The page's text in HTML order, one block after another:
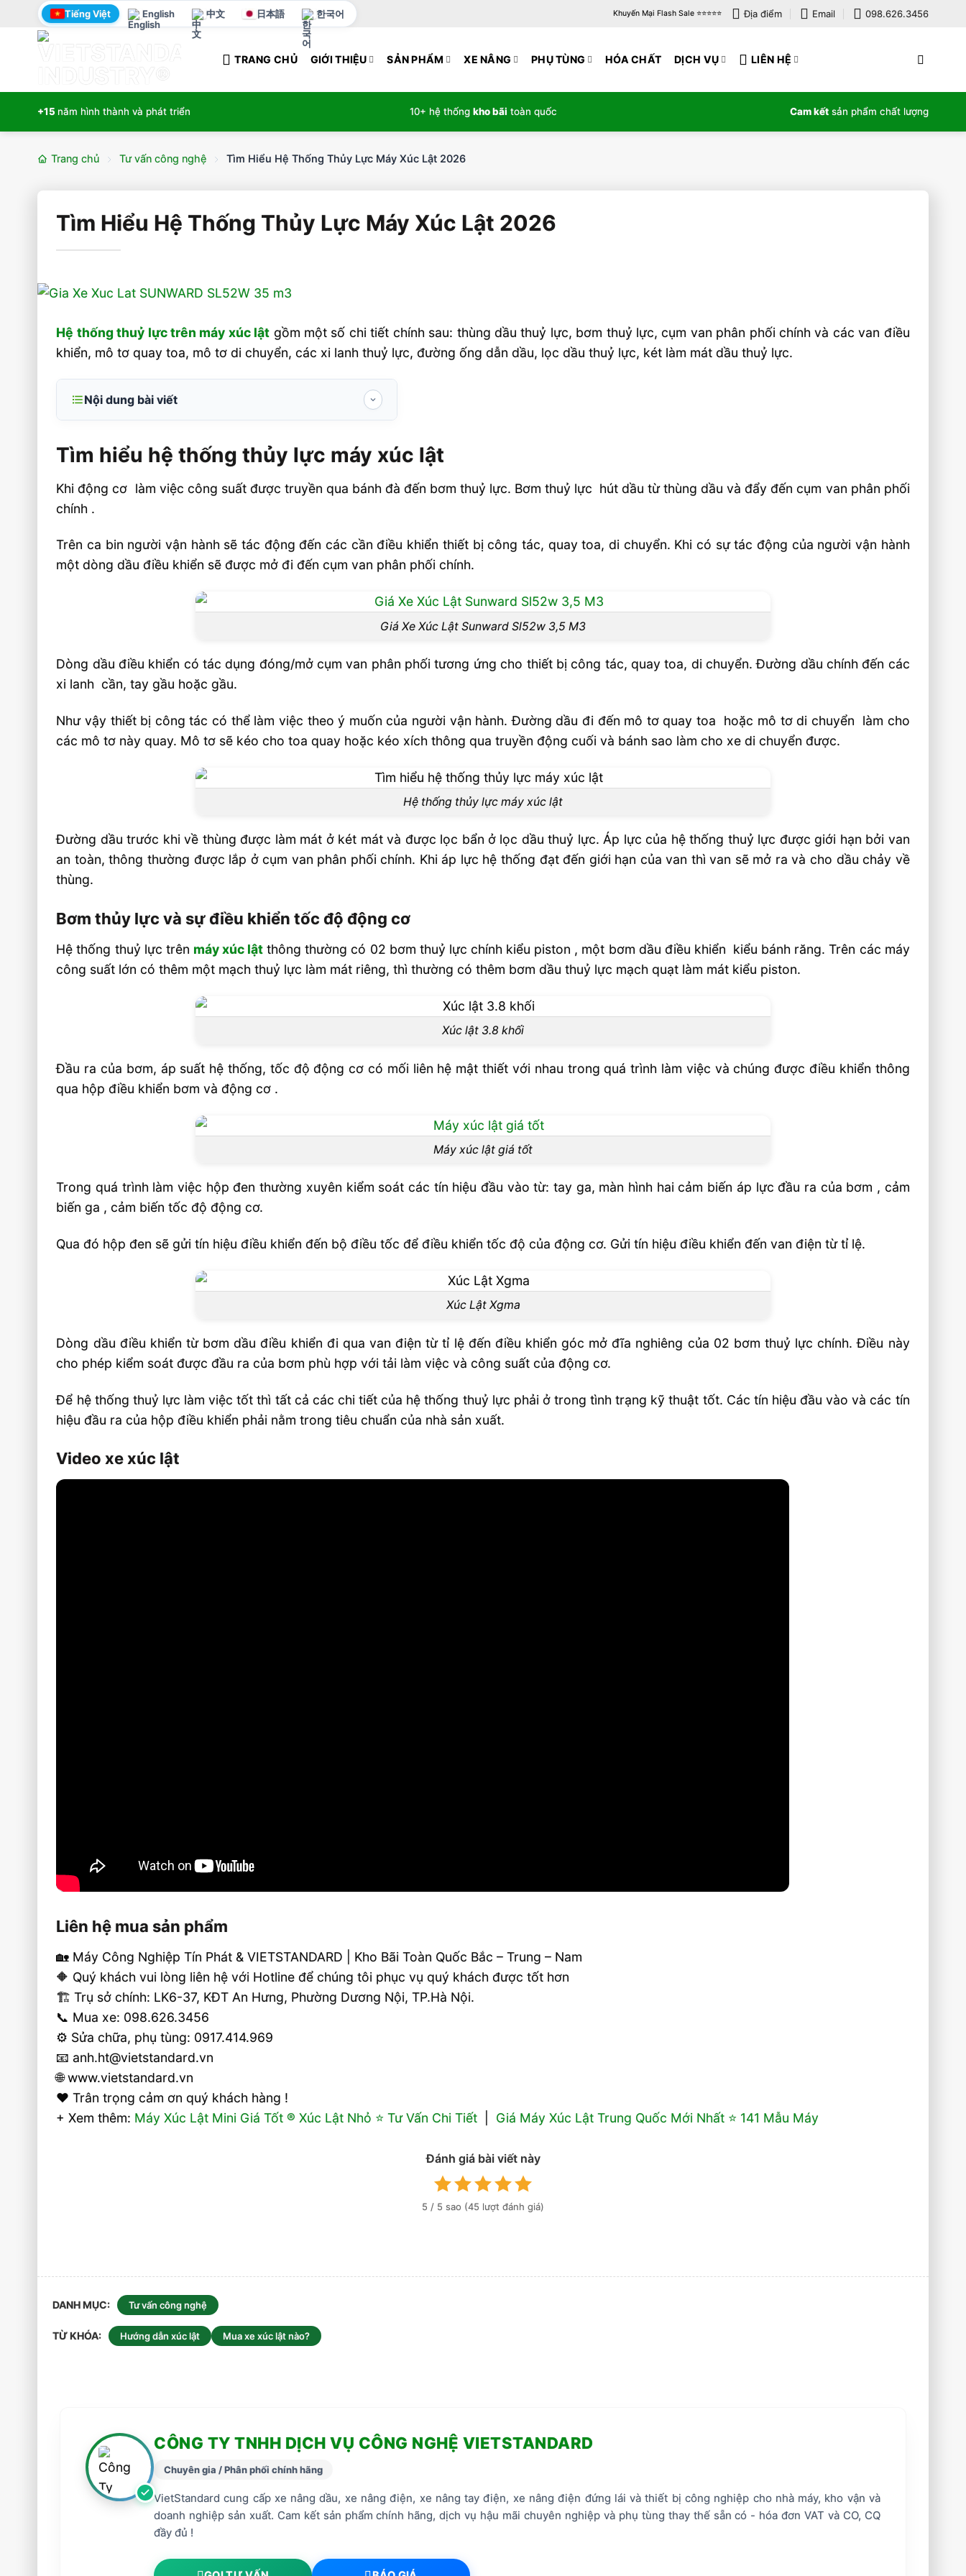
Tiếng Việt English 中文 日本語 한국어 Khuyến Mại Flash Sale ⭐️⭐️⭐️⭐️⭐️ Địa điểm Email 098.626.3456
TRANG CHỦ GIỚI THIỆU SẢN PHẨM XE NÂNG PHỤ TÙNG HÓA CHẤT DỊCH VỤ LIÊN HỆ
+15 năm hình thành và phát triển 10+ hệ thống kho bãi toàn quốc Cam kết sản phẩm chất lượng
Trang chủ Tư vấn công nghệ Tìm Hiểu Hệ Thống Thủy Lực Máy Xúc Lật 2026
Tìm Hiểu Hệ Thống Thủy Lực Máy Xúc Lật 2026
Hệ thống thuỷ lực trên máy xúc lật gồm một số chi tiết chính sau: thùng dầu thuỷ lực, bơm thuỷ lực, cụm van phân phối chính và các van điều
khiển, mô tơ quay toa, mô tơ di chuyển, các xi lanh thuỷ lực, đường ống dẫn dầu, lọc dầu thuỷ lực, két làm mát dầu thuỷ lực.
Nội dung bài viết
Bơm thủy lực và sự điều khiển tốc độ động cơ
Video xe xúc lật
Tìm hiểu hệ thống thủy lực máy xúc lật
Khi động cơ làm việc công suất được truyền qua bánh đà đến bơm thuỷ lực. Bơm thuỷ lực hút dầu từ thùng dầu và đẩy đến cụm van phân phối
chính .
Trên ca bin người vận hành sẽ tác động đến các cần điều khiển thiết bị công tác, quay toa, di chuyển. Khi có sự tác động của người vận hành
một dòng dầu điều khiển sẽ được mở đi đến cụm van phân phối chính.
Giá Xe Xúc Lật Sunward Sl52w 3,5 M3
Dòng dầu điều khiển có tác dụng đóng/mở cụm van phân phối tương ứng cho thiết bị công tác, quay toa, di chuyển. Đường dầu chính đến các
xi lanh cần, tay gầu hoặc gầu.
Như vậy thiết bị công tác có thể làm việc theo ý muốn của người vận hành. Đường dầu đi đến mô tơ quay toa hoặc mô tơ di chuyển làm cho
các mô tơ này quay. Mô tơ sẽ kéo cho toa quay hoặc kéo xích thông qua truyền động cuối và bánh sao làm cho xe di chuyển được.
Hệ thống thủy lực máy xúc lật
Đường dầu trước khi về thùng được làm mát ở két mát và được lọc bẩn ở lọc dầu thuỷ lực. Áp lực của hệ thống thuỷ lực được giới hạn bởi van
an toàn, thông thường được lắp ở cụm van phân phối chính. Khi áp lực hệ thống đạt đến giới hạn của van thì van sẽ mở ra và cho dầu chảy về
thùng.
Bơm thủy lực và sự điều khiển tốc độ động cơ
Hệ thống thuỷ lực trên máy xúc lật thông thường có 02 bơm thuỷ lực chính kiểu piston , một bơm dầu điều khiển kiểu bánh răng. Trên các máy
công suất lớn có thêm một mạch thuỷ lực làm mát riêng, thì thường có thêm bơm dầu thuỷ lực mạch quạt làm mát kiểu piston.
Xúc lật 3.8 khối
Đầu ra của bơm, áp suất hệ thống, tốc độ động cơ có mối liên hệ mật thiết với nhau trong quá trình làm việc và chúng được điều khiển thông
qua hộp điều khiển bơm và động cơ .
Máy xúc lật giá tốt
Trong quá trình làm việc hộp đen thường xuyên kiểm soát các tín hiệu đầu vào từ: tay ga, màn hình hai cảm biến áp lực đầu ra của bơm , cảm
biến ga , cảm biến tốc độ động cơ.
Qua đó hộp đen sẽ gửi tín hiệu điều khiển đến bộ điều tốc để điều khiển tốc độ của động cơ. Gửi tín hiệu điều khiển đến van điện từ tỉ lệ.
Xúc Lật Xgma
Dòng dầu điều khiển từ bơm dầu điều khiển đi qua van điện từ tỉ lệ đến điều khiển góc mở đĩa nghiêng của 02 bơm thuỷ lực chính. Điều này
cho phép kiểm soát được đầu ra của bơm phù hợp với tải làm việc và công suất của động cơ.
Để hệ thống thuỷ lực làm việc tốt thì tất cả các chi tiết của hệ thống thuỷ lực phải ở trong tình trạng kỹ thuật tốt. Các tín hiệu đầu vào và các tín
hiệu đầu ra của hộp điều khiển phải nằm trong tiêu chuẩn của nhà sản xuất.
Video xe xúc lật
Liên hệ mua sản phẩm
🏡 Máy Công Nghiệp Tín Phát & VIETSTANDARD | Kho Bãi Toàn Quốc Bắc – Trung – Nam
🔶 Quý khách vui lòng liên hệ với Hotline để chúng tôi phục vụ quý khách được tốt hơn
🏗 Trụ sở chính: LK6-37, KĐT An Hưng, Phường Dương Nội, TP.Hà Nội.
📞 Mua xe: 098.626.3456
⚙️ Sửa chữa, phụ tùng: 0917.414.969
📧 anh.ht@vietstandard.vn
🌐 www.vietstandard.vn
❤️ Trân trọng cảm ơn quý khách hàng !
+ Xem thêm: Máy Xúc Lật Mini Giá Tốt ® Xúc Lật Nhỏ ⭐️ Tư Vấn Chi Tiết Giá Máy Xúc Lật Trung Quốc Mới Nhất ⭐️ 141 Mẫu Máy
Đánh giá bài viết này
5 / 5 sao (45 lượt đánh giá)
DANH MỤC Tư vấn công nghệ
TỪ KHÓA Hướng dẫn xúc lật Mua xe xúc lật nào?
CÔNG TY TNHH DỊCH VỤ CÔNG NGHỆ VIETSTANDARD
Chuyên gia / Phân phối chính hãng
VietStandard cung cấp xe nâng dầu, xe nâng điện, xe nâng tay điện, xe nâng điện đứng lái và thiết bị công nghiệp cho nhà máy, kho vận và
doanh nghiệp sản xuất. Cam kết sản phẩm chính hãng, dịch vụ hậu mãi chuyên nghiệp và phụ tùng thay thế sẵn có - hóa đơn VAT và CO, CQ
đầy đủ !